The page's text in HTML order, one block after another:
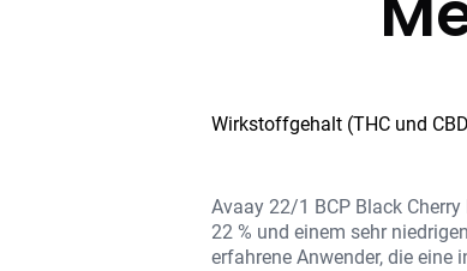
Wirkstoffgehalt (THC und
Avaay 22/1 BCP Black
22 % und einem sehr
erfahrene Anwender, die eine